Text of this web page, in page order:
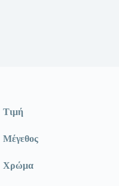
Τιμή
Μέγεθος
Χρώμα